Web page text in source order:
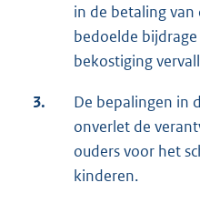
in de betaling van
bedoelde
bekostiging
3.
De bepalingen in
onverlet de
ouders voor het
kinderen.